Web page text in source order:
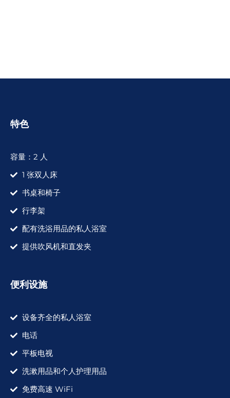
特色
容量：2 人
1 张双人床
书桌和椅子
行李架
配有洗浴用品的私人浴室
提供吹风机和直发夹
便利设施
设备齐全的私人浴室
电话
平板电视
洗漱用品和个人护理用品
免费高速 WiFi